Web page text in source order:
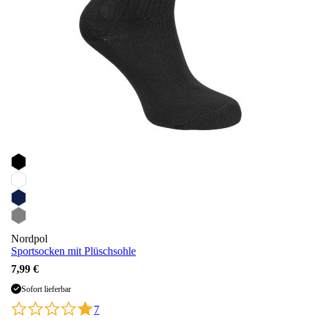
Nordpol
Sportsocken mit Plüschsohle
7,99 €
Sofort lieferbar
7